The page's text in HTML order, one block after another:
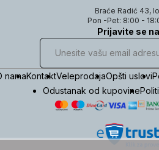
Braće Radić 43,
Pon -Pet: 8:00 -
Prijavite se
namaKontaktVeleprodajaOpšti uslovi
Odustanak od kupovine